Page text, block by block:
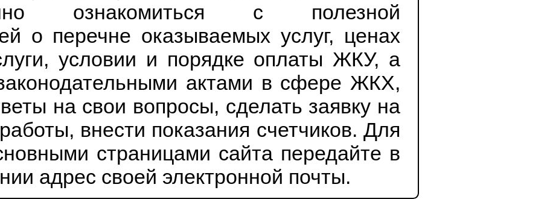
граждане!
Управляющей компании вы сможете
ознакомиться с полезной
о перечне оказываемых услуг, ценах
условии и порядке оплаты ЖКУ, а
актами в сфере ЖКХ,
на свои вопросы, сделать заявку на
работы, внести показания счетчиков. Для